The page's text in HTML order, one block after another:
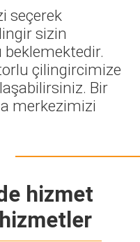
seçerek
sizin
çilingircimize
Bir
merkezimizi
hizmet